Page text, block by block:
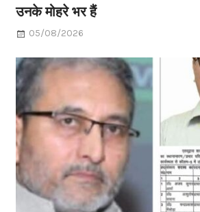
उनके मोहरे भर हैं
05/08/2026